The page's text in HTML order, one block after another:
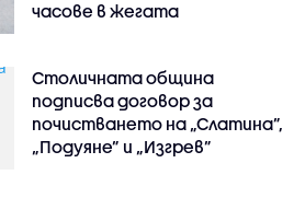
часове в жегата
Столичната община
подписва договор за
почистването на „Слатина”,
„Подуяне” и „Изгрев”